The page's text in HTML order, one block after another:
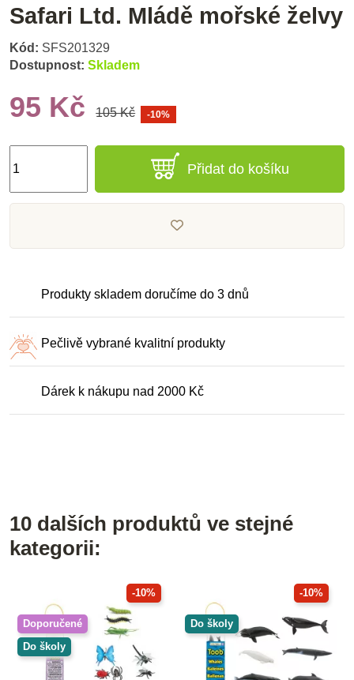
Safari Ltd. Mládě mořské želvy
Kód: SFS201329
Dostupnost: Skladem
95 Kč 105 Kč -10%
Přidat do košíku
Produkty skladem doručíme do 3 dnů
Pečlivě vybrané kvalitní produkty
Dárek k nákupu nad 2000 Kč
10 dalších produktů ve stejné
kategorii:
-10%
Doporučené
Do školy
-10%
Do školy